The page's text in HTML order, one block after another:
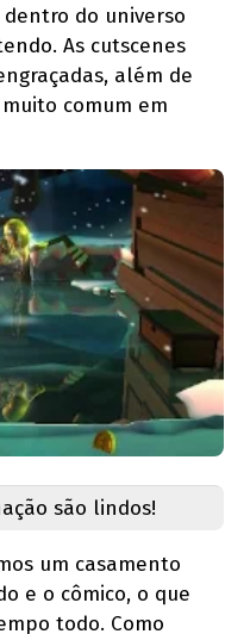
do universo
As cutscenes
além de
comum em
são lindos!
um casamento
e o cômico, o que
todo. Como